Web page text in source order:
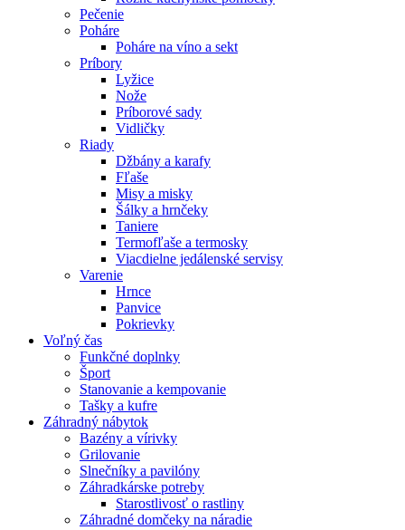
Pečenie
Poháre
Poháre na víno a sekt
Príbory
Lyžice
Nože
Príborové sady
Vidličky
Riady
Džbány a karafy
Fľaše
Misy a misky
Šálky a hrnčeky
Taniere
Termofľaše a termosky
Viacdielne jedálenské servisy
Varenie
Hrnce
Panvice
Pokrievky
Voľný čas
Funkčné doplnky
Šport
Stanovanie a kempovanie
Tašky a kufre
Záhradný nábytok
Bazény a vírivky
Grilovanie
Slnečníky a pavilóny
Záhradkárske potreby
Starostlivosť o rastliny
Záhradné domčeky na náradie